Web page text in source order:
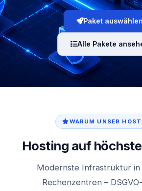
Paket auswählen
Alle Pakete
WARUM UNSER
Hosting auf
Modernste Infrastruktur in
Rechenzentren –